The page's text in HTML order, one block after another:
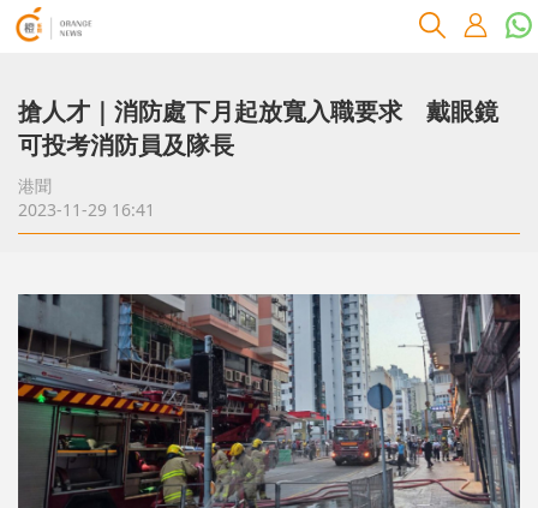
搶人才｜消防處下月起放寬入職要求 戴眼鏡
可投考消防員及隊長
港聞
2023-11-29 16:41